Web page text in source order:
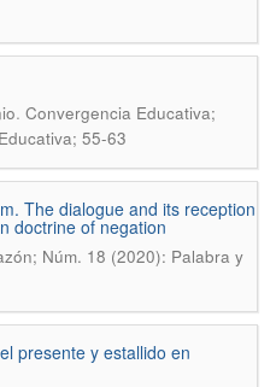
. Convergencia Educativa;
55-63
The dialogue and its reception
doctrine of negation
Núm. 18 (2020): Palabra y
presente y estallido en